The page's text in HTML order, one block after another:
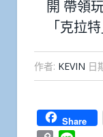
開 帶領
「克拉特
作者: KEVIN 日
Share